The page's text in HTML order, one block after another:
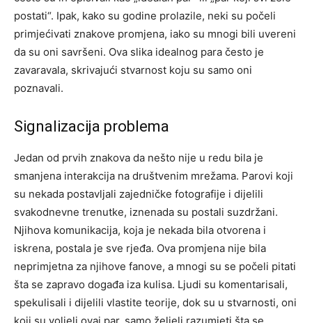
postati“. Ipak, kako su godine prolazile, neki su počeli
primjećivati znakove promjena, iako su mnogi bili uvereni
da su oni savršeni. Ova slika idealnog para često je
zavaravala, skrivajući stvarnost koju su samo oni
poznavali.
Signalizacija problema
Jedan od prvih znakova da nešto nije u redu bila je
smanjena interakcija na društvenim mrežama. Parovi koji
su nekada postavljali zajedničke fotografije i dijelili
svakodnevne trenutke, iznenada su postali suzdržani.
Njihova komunikacija, koja je nekada bila otvorena i
iskrena, postala je sve rjeđa. Ova promjena nije bila
neprimjetna za njihove fanove, a mnogi su se počeli pitati
šta se zapravo događa iza kulisa. Ljudi su komentarisali,
spekulisali i dijelili vlastite teorije, dok su u stvarnosti, oni